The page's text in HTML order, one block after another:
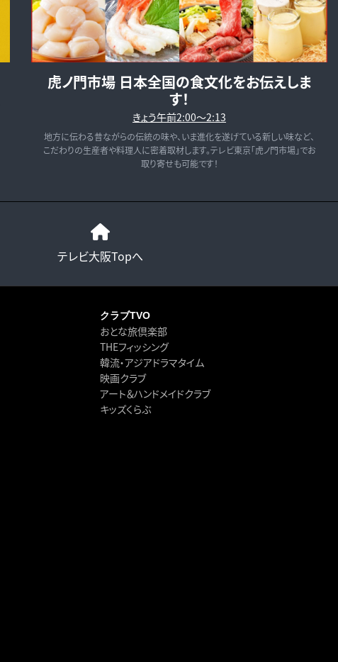
虎ノ門市場 日本全国の食文化をお伝えしま
す！
きょう午前2:00～2:13
地方に伝わる昔ながらの伝統の味や、いま進化を遂げている新しい味など、
こだわりの生産者や料理人に密着取材します。テレビ東京「虎ノ門市場」でお
取り寄せも可能です！
テレビ大阪Topへ
クラブTVO
おとな旅倶楽部
THEフィッシング
韓流・アジアドラマタイム
映画クラブ
アート＆ハンドメイドクラブ
キッズくらぶ